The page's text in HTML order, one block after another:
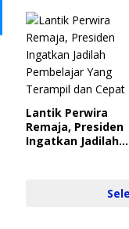
Lantik Perwira
Remaja, Presiden
Ingatkan Jadilah